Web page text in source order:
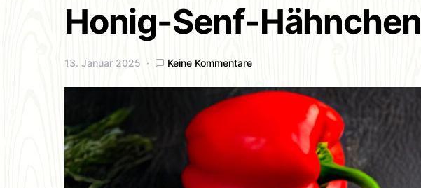
Honig-Senf-Hähnchen
13. Januar 2025 Keine Kommentare